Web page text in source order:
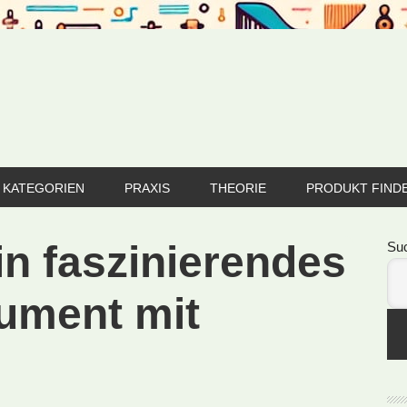
KATEGORIEN PRAXIS THEORIE PRODUKT
faszinierendes
mit